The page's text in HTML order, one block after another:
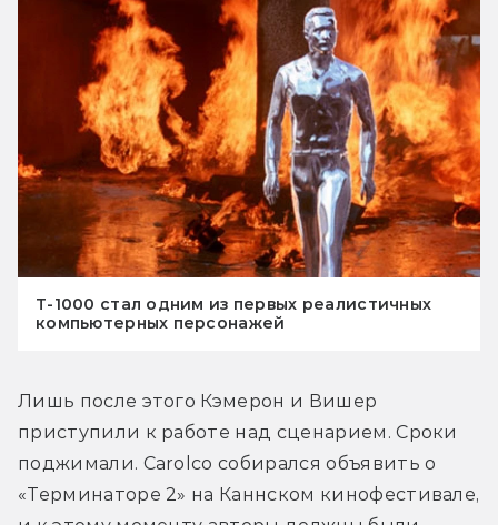
T-1000 стал одним из первых реалистичных
компьютерных персонажей
Лишь после этого Кэмерон и Вишер
приступили к работе над сценарием. Сроки
поджимали. Carolco собирался объявить о
«Терминаторе 2» на Каннском кинофестивале,